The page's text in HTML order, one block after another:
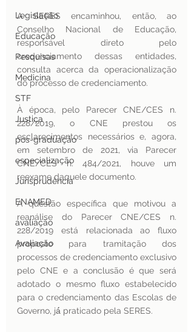
Legislação
Educação
Pesquisas
Medicina
STF
Justiça
pos-graduação
especialização
Jurisprudência
ENAMED
avaliação
Avaliação
A SERES encaminhou, então, ao
Conselho Nacional de Educação,
responsável direto pelo
credenciamento dessas entidades,
consulta acerca da operacionalização
do processo de credenciamento.
À época, pelo Parecer CNE/CES n.
228/2019, o CNE prestou os
esclarecimentos necessários e, agora,
em setembro de 2021, via Parecer
CNE/CES n. 484/2021, houve um
reexame daquele documento.
A questão específica que motivou a
reanálise do Parecer CNE/CES n.
228/2019 está relacionada ao fluxo
proposto para tramitação dos
processos de credenciamento exclusivo
pelo CNE e a conclusão é que será
adotado o mesmo fluxo estabelecido
para o credenciamento das Escolas de
Governo, já́ praticado pela SERES.